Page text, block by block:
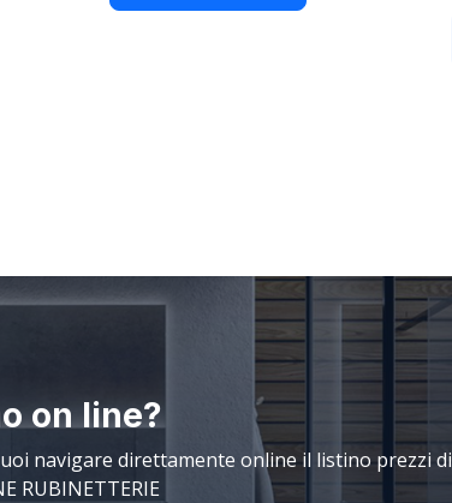
on line?
navigare direttamente online il listino prezzi di
RUBINETTERIE